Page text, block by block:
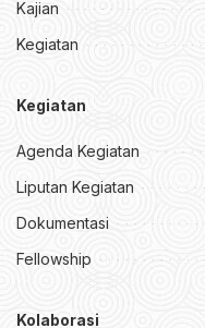
Kajian
Kegiatan
Kegiatan
Agenda Kegiatan
Liputan Kegiatan
Dokumentasi
Fellowship
Kolaborasi